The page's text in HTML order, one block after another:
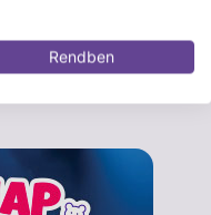
Rendben